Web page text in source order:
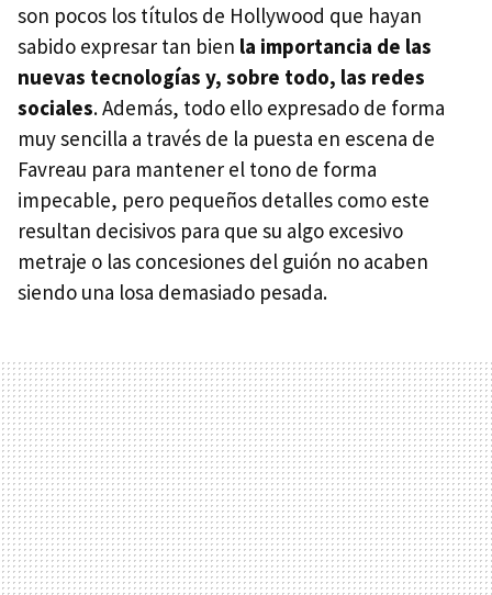
son pocos los títulos de Hollywood que hayan
sabido expresar tan bien la importancia de las
nuevas tecnologías y, sobre todo, las redes
sociales. Además, todo ello expresado de forma
muy sencilla a través de la puesta en escena de
Favreau para mantener el tono de forma
impecable, pero pequeños detalles como este
resultan decisivos para que su algo excesivo
metraje o las concesiones del guión no acaben
siendo una losa demasiado pesada.